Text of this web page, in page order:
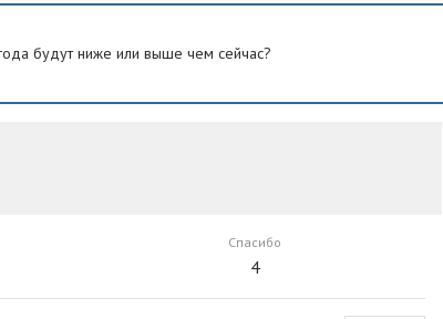
будут ниже или выше чем сейчас?
Спасибо
4